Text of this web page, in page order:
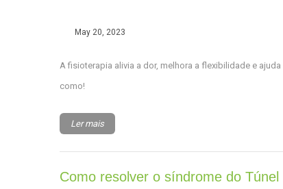
May 20, 2023
A fisioterapia alivia a dor, melhora a flexibilidade e
como!
Ler mais
Como resolver o síndrome do